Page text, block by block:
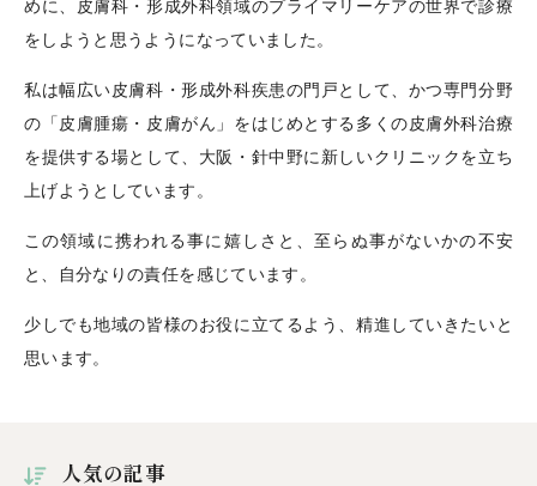
めに、皮膚科・形成外科領域のプライマリーケアの世界で診療
をしようと思うようになっていました。
私は幅広い皮膚科・形成外科疾患の門戸として、かつ専門分野
の「皮膚腫瘍・皮膚がん」をはじめとする多くの皮膚外科治療
を提供する場として、大阪・針中野に新しいクリニックを立ち
上げようとしています。
この領域に携われる事に嬉しさと、至らぬ事がないかの不安
と、自分なりの責任を感じています。
少しでも地域の皆様のお役に立てるよう、精進していきたいと
思います。
人気の記事